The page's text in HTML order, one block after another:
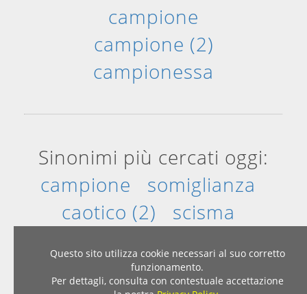
campione
campione (2)
campionessa
Sinonimi più cercati oggi:
campione
somiglianza
caotico (2)
scisma
Home|Privacy & Cookies
Questo sito utilizza cookie necessari al suo corretto
funzionamento.
Per dettagli, consulta con contestuale accettazione